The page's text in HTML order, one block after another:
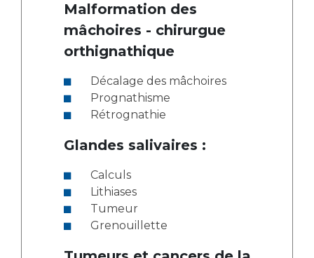
Malformation des
mâchoires - chirurgue
orthignathique
Décalage des mâchoires
Prognathisme
Rétrognathie
Glandes salivaires :
Calculs
Lithiases
Tumeur
Grenouillette